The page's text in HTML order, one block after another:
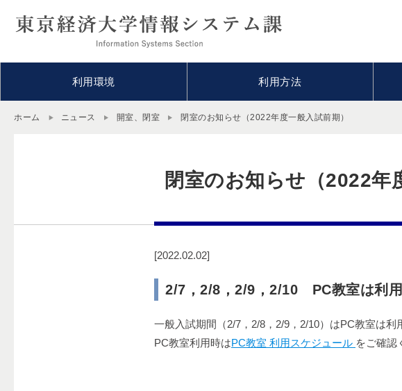
利用環境 利用方法
ホーム ニュース 開室、閉室 閉室のお知らせ（2022年度一般入試前期）
閉室のお知らせ（2022年
[2022.02.02]
2/7，2/8，2/9，2/10 PC教室は利
一般入試期間（2/7，2/8，2/9，2/10）はPC教室は利
PC教室利用時はPC教室 利用スケジュール をご確認